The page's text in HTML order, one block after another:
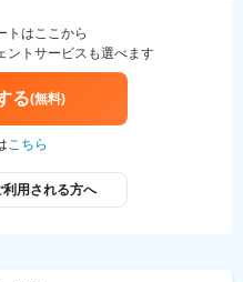
トはここから
ントサービスも選べます
る(無料)
こちら
用される方へ